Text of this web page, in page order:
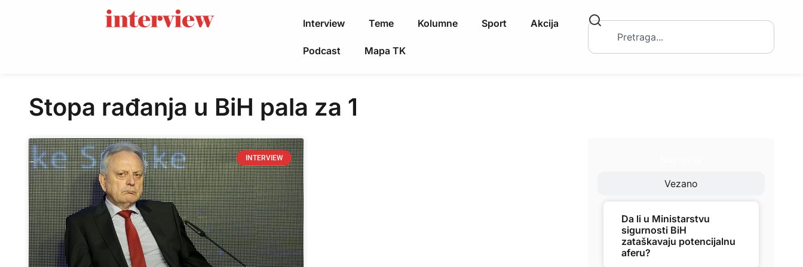
Interview Teme Kolumne Sport Akcija
Podcast Mapa TK
Stopa rađanja u BiH pala za 1
INTERVIEW
Vezano
Da li u Ministarstvu
sigurnosti BiH
zataškavaju potencijalnu
aferu?